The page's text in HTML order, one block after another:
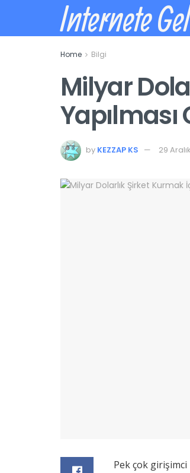
Internete Gel
Home Bilgi
Milyar
by KEZZAP KS 29
Pek çok